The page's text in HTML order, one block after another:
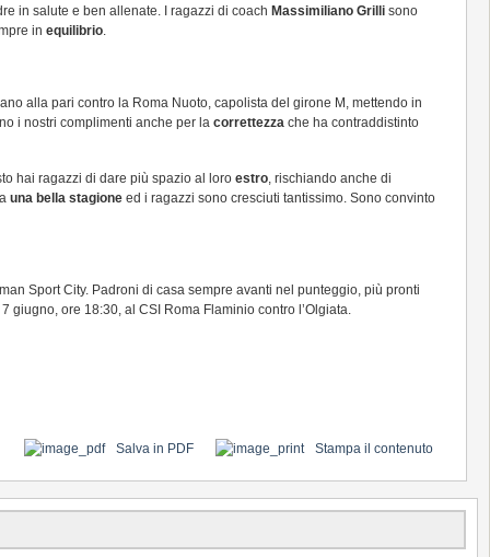
in salute e ben allenate. I ragazzi di coach Massimiliano Grilli sono
in equilibrio.
alla pari contro la Roma Nuoto, capolista del girone M, mettendo in
i nostri complimenti anche per la correttezza che ha contraddistinto
hai ragazzi di dare più spazio al loro estro, rischiando anche di
una bella stagione ed i ragazzi sono cresciuti tantissimo. Sono convinto
Sport City. Padroni di casa sempre avanti nel punteggio, più pronti
giugno, ore 18:30, al CSI Roma Flaminio contro l’Olgiata.
Salva in PDF Stampa il contenuto